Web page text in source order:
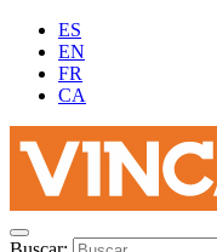
ES
EN
FR
CA